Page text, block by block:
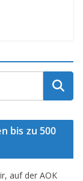
bis zu 500
auf der AOK